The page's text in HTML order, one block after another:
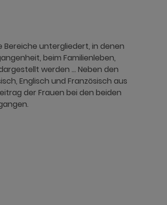
untergliedert, in denen
beim Familienleben,
werden … Neben den
Englisch und Französisch aus
der Frauen bei den beiden